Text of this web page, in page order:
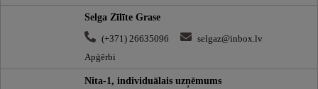
Selga Zīlīte Grase
(+371) 26635096
selgaz@inbox.lv
Apģērbi
Nita-1, individuālais uzņēmums